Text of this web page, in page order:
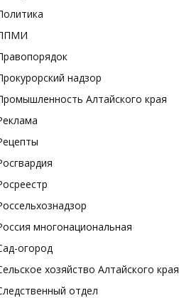
надзор
Алтайского края
многонациональная
огород
хозяйство Алтайского края
отдел